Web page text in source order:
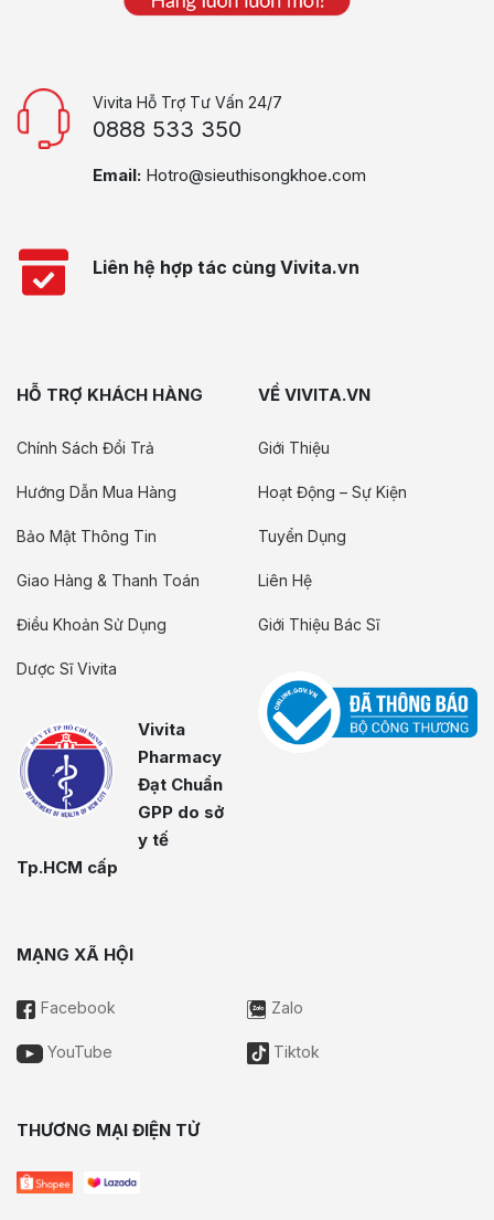
Vivita Hỗ Trợ Tư Vấn 24/7
0888 533 350
Email: Hotro@sieuthisongkhoe.com
Liên hệ hợp tác cùng Vivita.vn
HỖ TRỢ KHÁCH HÀNG
Chính Sách Đổi Trả
Hướng Dẫn Mua Hàng
Bảo Mật Thông Tin
Giao Hàng & Thanh Toán
Điều Khoản Sử Dụng
Dược Sĩ Vivita
Vivita
Pharmacy
Đạt Chuẩn
GPP do sở
y tế
Tp.HCM cấp
VỀ VIVITA.VN
Giới Thiệu
Hoạt Động – Sự Kiện
Tuyển Dụng
Liên Hệ
Giới Thiệu Bác Sĩ
MẠNG XÃ HỘI
Facebook Zalo
YouTube Tiktok
THƯƠNG MẠI ĐIỆN TỬ